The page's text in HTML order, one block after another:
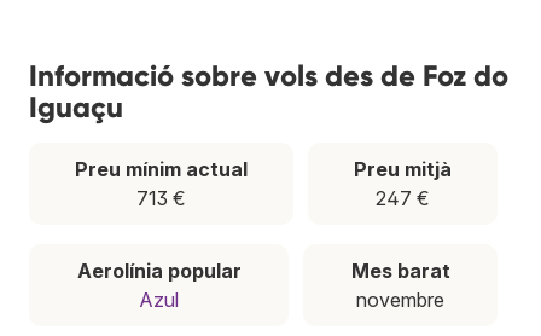
Informació sobre vols des de Foz do
Iguaçu
Preu mínim actual
713 €
Preu mitjà
247 €
Aerolínia popular
Azul
Mes barat
novembre